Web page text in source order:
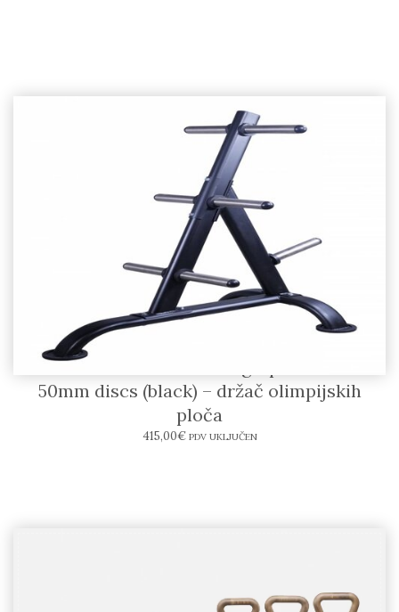
LIFEMAXX LMX1030W Weightplate rack for
50mm discs (black) – držač olimpijskih
ploča
415,00€ PDV UKLJUČEN